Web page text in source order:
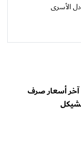
الأسرى
آخر أسعار صرف